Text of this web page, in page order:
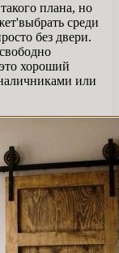
плана, но
среди
без двери.
хороший
или